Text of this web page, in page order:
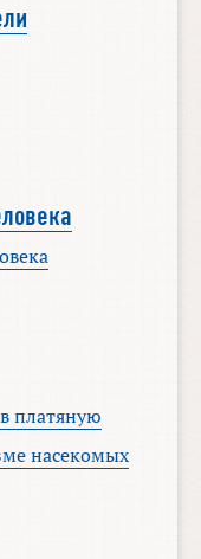
платяную
насекомых